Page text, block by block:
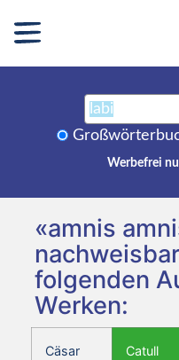
Werbefrei
«amnis
folgenden
Werken:
Cäsar
Catull